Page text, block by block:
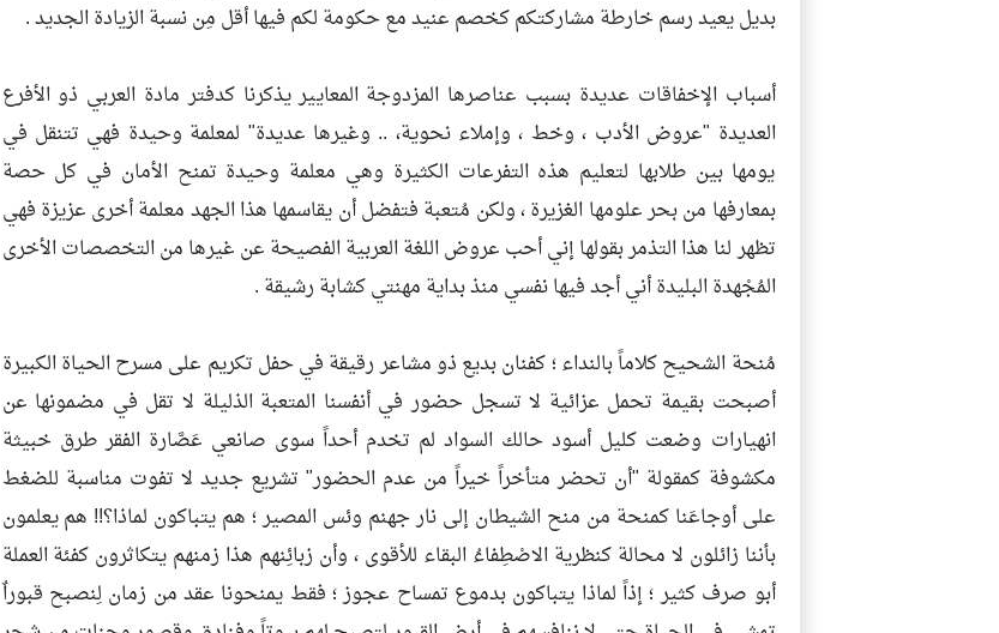
بديل يعيد رسم خارطة مشاركتكم كخصم عنيد مع حكومة لكم فيها أقل مِن نسبة الزيادة الجديد .
أسباب الإخفاقات عديدة بسبب عناصرها المزدوجة المعايير يذكرنا كدفتر مادة العربي ذو الأفرع
العديدة "عروض الأدب ، وخط ، وإملاء نحوية، .. وغيرها عديدة" لمعلمة وحيدة فهي تتنقل في
يومها بين طلابها لتعليم هذه التفرعات الكثيرة وهي معلمة وحيدة تمنح الأمان في كل حصة
بمعارفها من بحر علومها الغزيرة ، ولكن مُتعبة فتفضل أن يقاسمها هذا الجهد معلمة أخرى عزيزة فهي
تظهر لنا هذا التذمر بقولها إني أحب عروض اللغة العربية الفصيحة عن غيرها من التخصصات الأخرى
المُجْهدة البليدة أني أجد فيها نفسي منذ بداية مهنتي كشابة رشيقة .
مُنحة الشحيح كلاماً بالنداء ؛ كفنان بديع ذو مشاعر رقيقة في حفل تكريم على مسرح الحياة الكبيرة
أصبحت بقيمة تحمل عزائية لا تسجل حضور في أنفسنا المتعبة الذليلة لا تقل في مضمونها عن
انهيارات وضعت كليل أسود حالك السواد لم تخدم أحداً سوى صانعي عَصَّارة الفقر طرق خبيثة
مكشوفة كمقولة "أن تحضر متأخراً خيراً من عدم الحضور" تشريع جديد لا تفوت مناسبة للضغط
على أوجاعَنا كمنحة من منح الشيطان إلى نار جهنم وئس المصير ؛ هم يتباكون لماذا؟!! هم يعلمون
بأننا زائلون لا محالة كنظرية الاصْطِفاءُ البقاء للأقوى ، وأن زبائِنهم هذا زمنهم يتكاثرون كفئة العملة
أبو صرف كثير ؛ إذاً لماذا يتباكون بدموع تمساح عجوز ؛ فقط يمنحونا عقد من زمان لِنصبح قبوراٌ